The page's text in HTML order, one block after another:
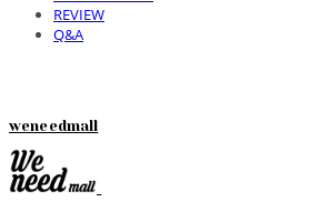
REVIEW
Q&A
weneedmall